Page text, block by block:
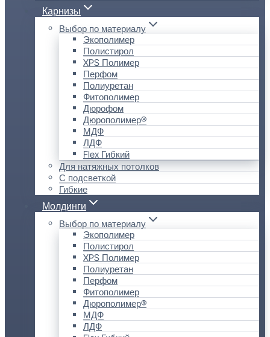
Карнизы
Выбор по материалу
Экополимер
Полистирол
XPS Полимер
Перфом
Полиуретан
Фитополимер
Дюрофом
Дюрополимер®
МДФ
ЛДФ
Flex Гибкий
Для натяжных потолков
С подсветкой
Гибкие
Молдинги
Выбор по материалу
Экополимер
Полистирол
XPS Полимер
Полиуретан
Перфом
Фитополимер
Дюрополимер®
МДФ
ЛДФ